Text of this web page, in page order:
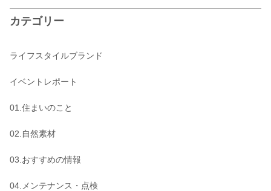
カテゴリー
ライフスタイルブランド
イベントレポート
01.住まいのこと
02.自然素材
03.おすすめの情報
04.メンテナンス・点検